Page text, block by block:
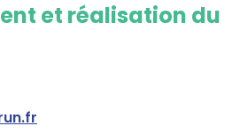
et réalisation du